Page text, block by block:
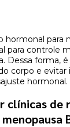
hormonal para
para controle
Dessa forma,
corpo e
hormonal.
clínicas de